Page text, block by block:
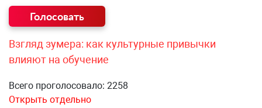
Взгляд зумера: как культурные привычки
влияют на обучение
Всего проголосовало: 2258
Открыть отдельно